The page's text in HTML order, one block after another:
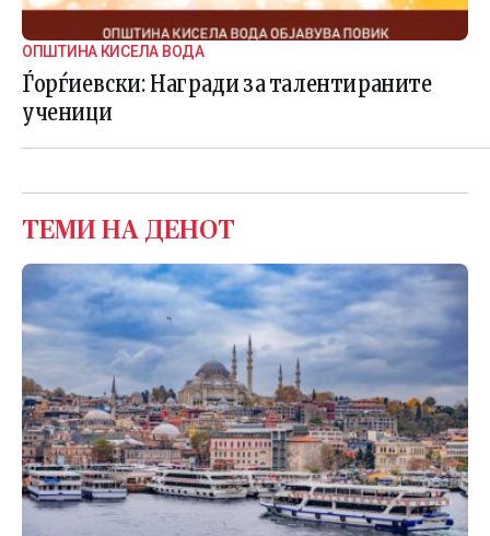
ОПШТИНА КИСЕЛА ВОДА
Ѓорѓиевски: Награди за талентираните
ученици
ТЕМИ НА ДЕНОТ